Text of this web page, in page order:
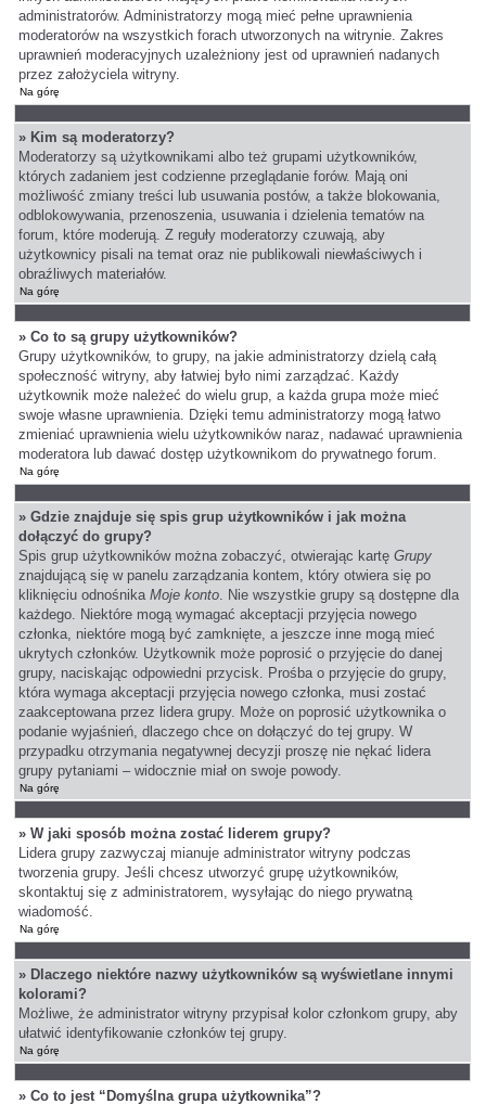
administratorów. Administratorzy mogą mieć pełne uprawnienia
moderatorów na wszystkich forach utworzonych na witrynie. Zakres
uprawnień moderacyjnych uzależniony jest od uprawnień nadanych
przez założyciela witryny.
Na górę
» Kim są moderatorzy?
Moderatorzy są użytkownikami albo też grupami użytkowników,
których zadaniem jest codzienne przeglądanie forów. Mają oni
możliwość zmiany treści lub usuwania postów, a także blokowania,
odblokowywania, przenoszenia, usuwania i dzielenia tematów na
forum, które moderują. Z reguły moderatorzy czuwają, aby
użytkownicy pisali na temat oraz nie publikowali niewłaściwych i
obraźliwych materiałów.
Na górę
» Co to są grupy użytkowników?
Grupy użytkowników, to grupy, na jakie administratorzy dzielą całą
społeczność witryny, aby łatwiej było nimi zarządzać. Każdy
użytkownik może należeć do wielu grup, a każda grupa może mieć
swoje własne uprawnienia. Dzięki temu administratorzy mogą łatwo
zmieniać uprawnienia wielu użytkowników naraz, nadawać uprawnienia
moderatora lub dawać dostęp użytkownikom do prywatnego forum.
Na górę
» Gdzie znajduje się spis grup użytkowników i jak można
dołączyć do grupy?
Spis grup użytkowników można zobaczyć, otwierając kartęGrupy
znajdującą się w panelu zarządzania kontem, który otwiera się po
kliknięciu odnośnikaMoje konto. Nie wszystkie grupy są dostępne dla
każdego. Niektóre mogą wymagać akceptacji przyjęcia nowego
członka, niektóre mogą być zamknięte, a jeszcze inne mogą mieć
ukrytych członków. Użytkownik może poprosić o przyjęcie do danej
grupy, naciskając odpowiedni przycisk. Prośba o przyjęcie do grupy,
która wymaga akceptacji przyjęcia nowego członka, musi zostać
zaakceptowana przez lidera grupy. Może on poprosić użytkownika o
podanie wyjaśnień, dlaczego chce on dołączyć do tej grupy. W
przypadku otrzymania negatywnej decyzji proszę nie nękać lidera
grupy pytaniami – widocznie miał on swoje powody.
Na górę
» W jaki sposób można zostać liderem grupy?
Lidera grupy zazwyczaj mianuje administrator witryny podczas
tworzenia grupy. Jeśli chcesz utworzyć grupę użytkowników,
skontaktuj się z administratorem, wysyłając do niego prywatną
wiadomość.
Na górę
» Dlaczego niektóre nazwy użytkowników są wyświetlane innymi
kolorami?
Możliwe, że administrator witryny przypisał kolor członkom grupy, aby
ułatwić identyfikowanie członków tej grupy.
Na górę
» Co to jest “Domyślna grupa użytkownika”?